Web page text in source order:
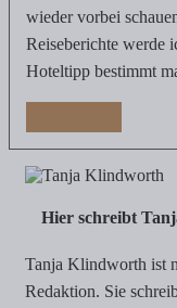
wieder vorbei
Reiseberichte werde
Hoteltipp bestimmt
Hier schreibt
Tanja Klindworth ist
Redaktion. Sie